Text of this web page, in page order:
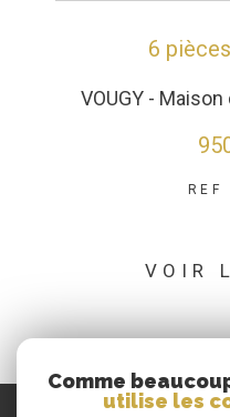
6
VOUGY -
REF
VOIR
Comme
utilise les